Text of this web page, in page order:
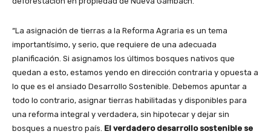
“La asignación de tierras a la Reforma Agraria es un tema
importantísimo, y serio, que requiere de una adecuada
planificación. Si asignamos los últimos bosques nativos que
quedan a esto, estamos yendo en dirección contraria y opuesta a
lo que es el ansiado Desarrollo Sostenible. Debemos apuntar a
todo lo contrario, asignar tierras habilitadas y disponibles para
una reforma integral y verdadera, sin hipotecar y dejar sin
bosques a nuestro país. El verdadero desarrollo sostenible se